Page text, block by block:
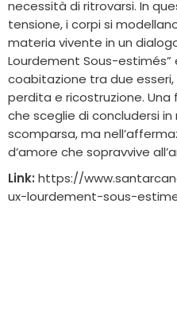
necessità di ritrovarsi. In
tensione, i corpi si
materia vivente in un
Lourdement Sous-estimés”
coabitazione tra due
perdita e ricostruzione.
che sceglie di concludersi
scomparsa, ma
d’amore che sopravvive
Link: https://
ux-lourdement-sous-